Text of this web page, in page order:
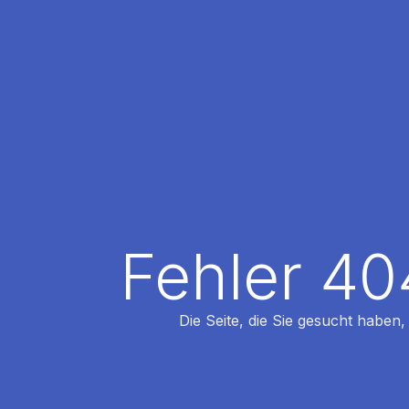
Fehler
Die Seite, die Sie gesucht